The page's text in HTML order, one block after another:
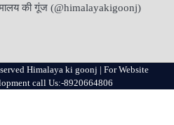
की गूंज (@himalayakigoonj)
Himalaya ki goonj | For Website
call Us:-8920664806